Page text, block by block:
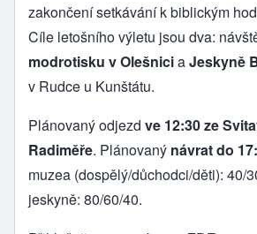
zakončení setkávání k biblickým
Cíle letošního výletu jsou dva:
modrotisku v OlešniciaJeskyně
v Rudce u Kunštátu.
Plánovaný odjezd ve 12:30 ze
Radiměře. Plánovaný návrat do
muzea (dospělý/důchodci/děti): 40/
jeskyně: 80/60/40.